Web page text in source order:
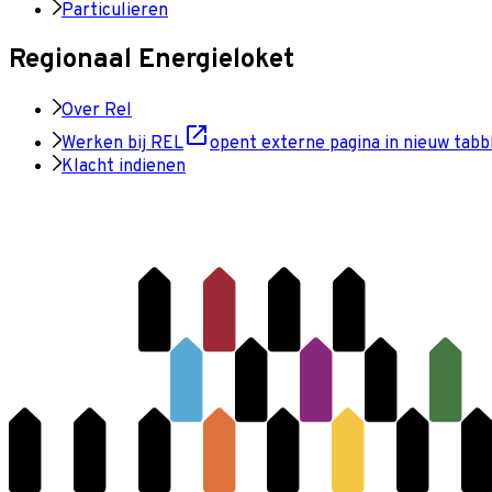
Particulieren
Regionaal Energieloket
Over Rel
Werken bij REL
opent externe pagina in nieuw
Klacht indienen